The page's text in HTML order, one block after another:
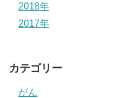
2018年
2017年
カテゴリー
がん